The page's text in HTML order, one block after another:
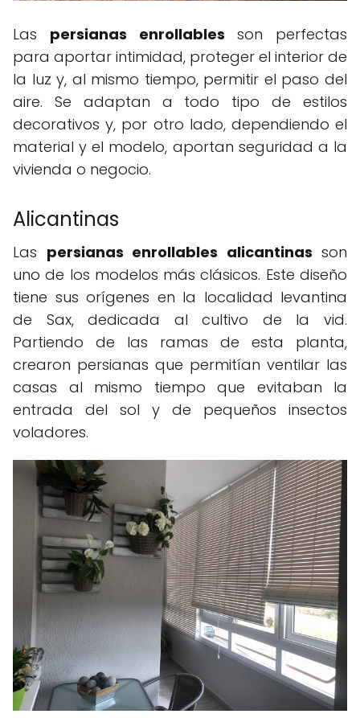
Las persianas enrollables son perfectas
para aportar intimidad, proteger el interior de
la luz y, al mismo tiempo, permitir el paso del
aire. Se adaptan a todo tipo de estilos
decorativos y, por otro lado, dependiendo el
material y el modelo, aportan seguridad a la
vivienda o negocio.
Alicantinas
Las persianas enrollables alicantinas son
uno de los modelos más clásicos. Este diseño
tiene sus orígenes en la localidad levantina
de Sax, dedicada al cultivo de la vid.
Partiendo de las ramas de esta planta,
crearon persianas que permitían ventilar las
casas al mismo tiempo que evitaban la
entrada del sol y de pequeños insectos
voladores.